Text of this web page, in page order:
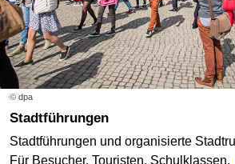
© dpa
Stadtführungen
Stadtführungen und organisierte
Für Besucher, Touristen, Schulklassen.